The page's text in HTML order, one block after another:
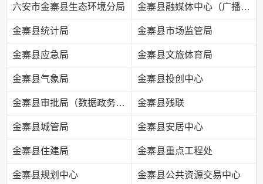
六安市金寨县生态环境分局 金寨县融媒体中心（广播电视台）
金寨县统计局 金寨县市场监管局
金寨县应急局 金寨县文旅体育局
金寨县气象局 金寨县投创中心
金寨县审批局（数据政务局） 金寨县残联
金寨县城管局 金寨县安居中心
金寨县住建局 金寨县重点工程处
金寨县规划中心 金寨县公共资源交易中心